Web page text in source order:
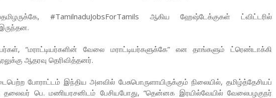
#TamilnaduJobsForTamils ஆகிய ஹேஷ்டேக்குகள் ட்விட்டரில்
“மராட்டியர்களின் வேலை மராட்டியர்களுக்கே” என தாங்களும் ட்ரெண்டாக்கி
ஆதரவு தெரிவித்தனர்.
போராட்டம் இந்திய அளவில் பேசுபொருளாயிருக்கும் நிலையில், தமிழ்த்தேசியப்
தலைவர் பெ. மணியரசனிடம் பேசியபோது, “தென்னக இரயில்வேயில் வேலைபழகுநர்